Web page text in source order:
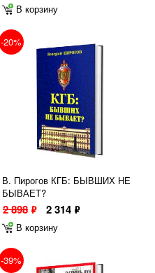
В корзину
-20%
В. Пирогов КГБ: БЫВШИХ НЕ
БЫВАЕТ?
2 898 ф 2 314 ф
В корзину
-39%